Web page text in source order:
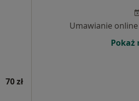
70 zł
Umawianie
Pokaż